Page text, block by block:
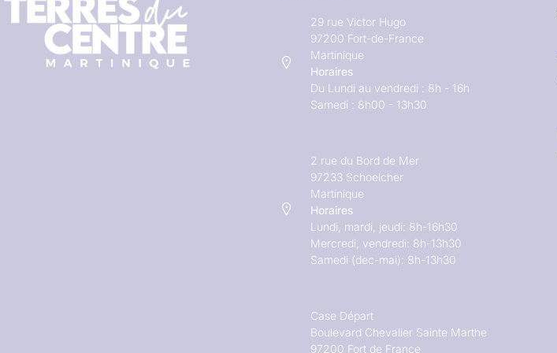
29 rue Victor Hugo
97200 Fort-de-France
Martinique
Horaires
Du Lundi au vendredi : 8h - 16h
Samedi : 8h00 - 13h30
2 rue du Bord de Mer
97233 Schoelcher
Martinique
Horaires
Lundi, mardi, jeudi: 8h-16h30
Mercredi, vendredi: 8h-13h30
Samedi (dec-mai): 8h-13h30
Case Départ
Boulevard Chevalier Sainte Marthe
97200 Fort de France